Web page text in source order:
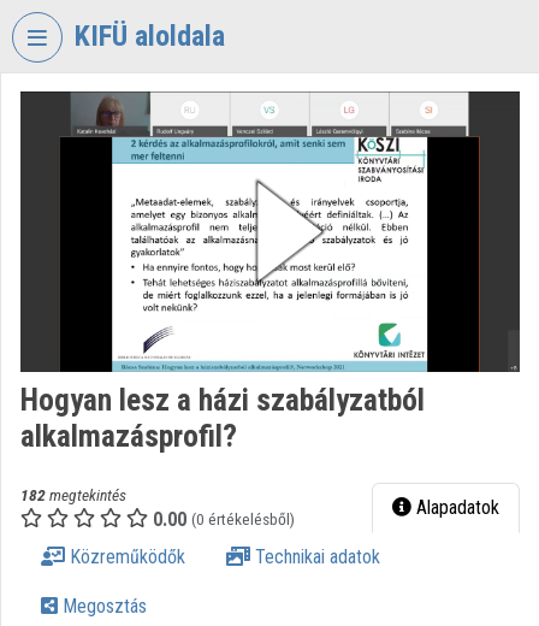
Fejléc kihagyása
KIFÜ aloldala
VIDEO TORIUM
INFORMATIKAI
Intézményi kezdőlap
Bejelentkezés
Intézményi felfedezés
Intézményi listák
Intézmények
Közreműködők
Hogyan lesz a házi szabályzatból
alkalmazásprofil?
182megtekintés
0.00 (0 értékelésből) Alapadatok
Közreműködők Technikai adatok
Megosztás